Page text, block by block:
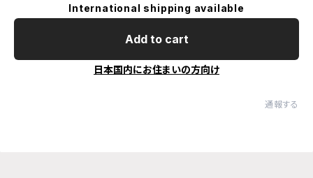
International shipping available
Add to cart
日本国内にお住まいの方向け
通報する